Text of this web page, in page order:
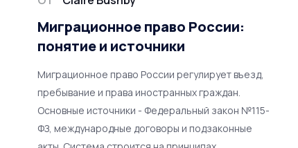
Миграционное право России:
понятие и источники
Миграционное право России регулирует въезд,
пребывание и права иностранных граждан.
Основные источники - Федеральный закон №115-
ФЗ, международные договоры и подзаконные